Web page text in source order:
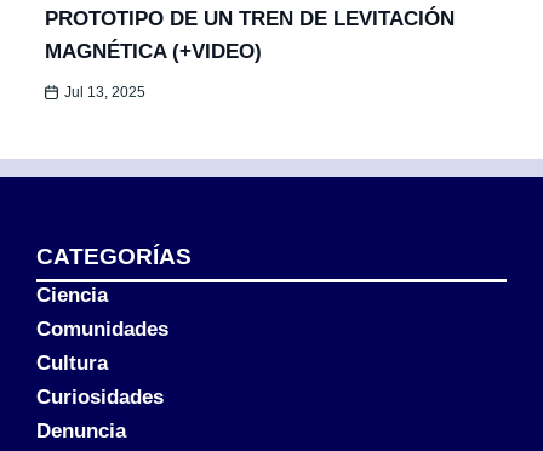
PROTOTIPO DE UN TREN DE LEVITACIÓN
MAGNÉTICA (+VIDEO)
Jul 13, 2025
CATEGORÍAS
Ciencia
Comunidades
Cultura
Curiosidades
Denuncia